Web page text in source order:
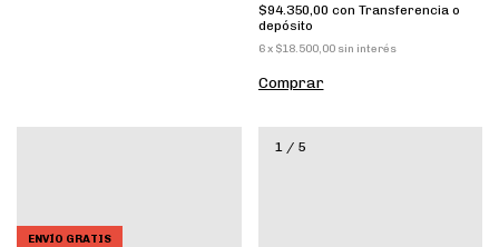
$94.350,00 con Transferencia o
depósito
6 x $18.500,00 sin interés
ENVÍO GRATIS
1/ 5